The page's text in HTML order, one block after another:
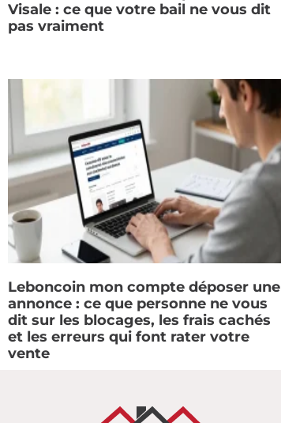
Visale : ce que votre bail ne vous dit
pas vraiment
Leboncoin mon compte déposer une
annonce : ce que personne ne vous
dit sur les blocages, les frais cachés
et les erreurs qui font rater votre
vente